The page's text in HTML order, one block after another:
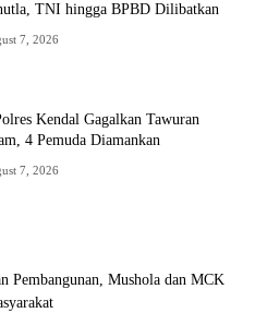
TNI hingga BPBD Dilibatkan
7, 2026
Kendal Gagalkan Tawuran
4 Pemuda Diamankan
7, 2026
Pembangunan, Mushola dan MCK